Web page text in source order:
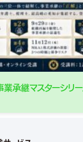
事業承継マスターシ